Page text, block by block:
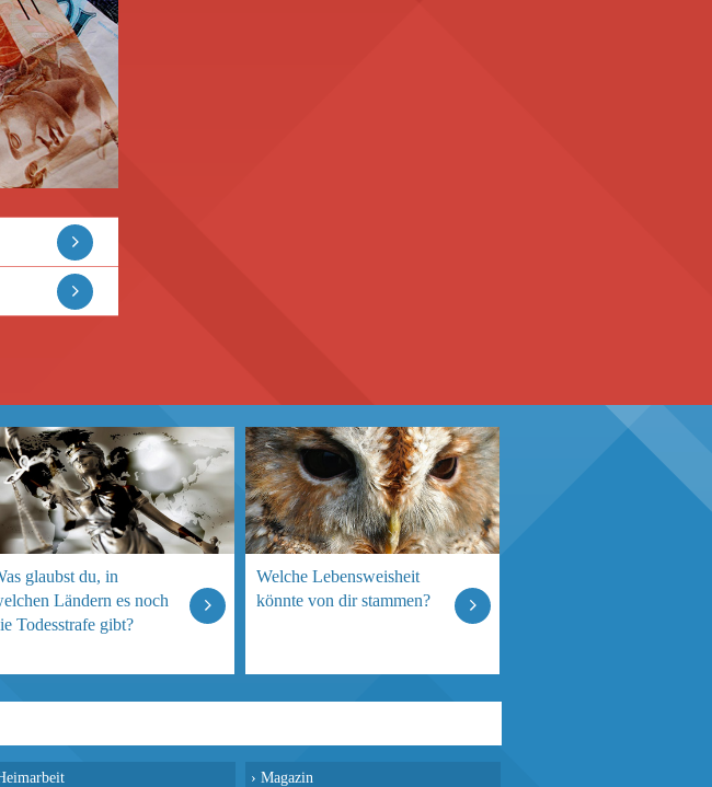
glaubst du, in
Ländern es noch
Todesstrafe gibt?
Welche Lebensweisheit
könnte von dir stammen?
› Magazin